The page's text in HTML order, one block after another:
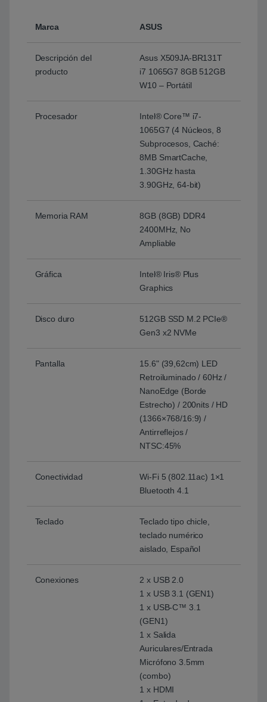
Marca ASUS
Descripción del
producto
Asus X509JA-BR131T
i7 1065G7 8GB 512GB
W10 – Portátil
Procesador
Intel® Core™ i7-
1065G7 (4 Núcleos, 8
Subprocesos, Caché:
8MB SmartCache,
1.30GHz hasta
3.90GHz, 64-bit)
Memoria RAM
8GB (8GB) DDR4
2400MHz, No
Ampliable
Gráfica
Intel® Iris® Plus
Graphics
Disco duro
512GB SSD M.2 PCIe®
Gen3 x2 NVMe
Pantalla
15.6" (39,62cm) LED
Retroiluminado / 60Hz /
NanoEdge (Borde
Estrecho) / 200nits / HD
(1366×768/16:9) /
Antirreflejos /
NTSC:45%
Conectividad
Wi-Fi 5 (802.11ac) 1×1
Bluetooth 4.1
Teclado
Teclado tipo chicle,
teclado numérico
aislado, Español
Conexiones
2 x USB 2.0
1 x USB 3.1 (GEN1)
1 x USB-C™ 3.1
(GEN1)
1 x Salida
Auriculares/Entrada
Micrófono 3.5mm
(combo)
1 x HDMI